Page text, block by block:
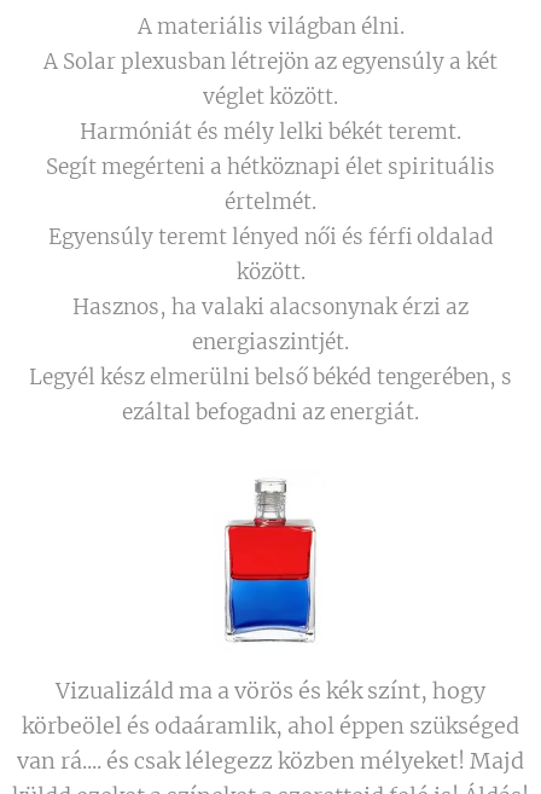
A materiális világban élni.
A Solar plexusban létrejön az egyensúly a két
véglet között.
Harmóniát és mély lelki békét teremt.
Segít megérteni a hétköznapi élet spirituális
értelmét.
Egyensúly teremt lényed női és férfi oldalad
között.
Hasznos, ha valaki alacsonynak érzi az
energiaszintjét.
Legyél kész elmerülni belső békéd tengerében, s
ezáltal befogadni az energiát.
Vizualizáld ma a vörös és kék színt, hogy
körbeölel és odaáramlik, ahol éppen szükséged
van rá.... és csak lélegezz közben mélyeket! Majd